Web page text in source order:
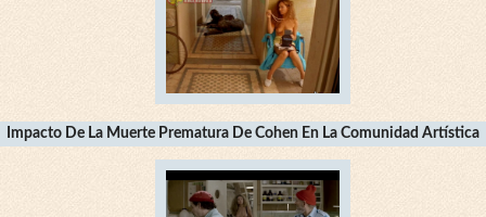
Impacto De La Muerte Prematura De Cohen En La Comunidad Artística